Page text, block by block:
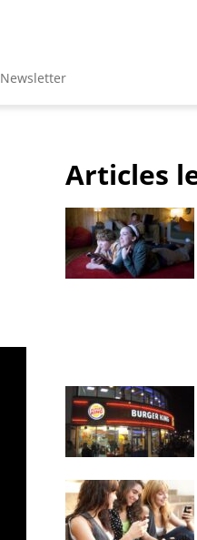
Newsletter
Articles